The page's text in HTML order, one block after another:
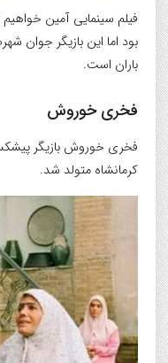
فیلم سینمایی آمین
بود اما این بازیگر جوان
باران است.
فخری خوروش
کرمانشاه متولد شد.